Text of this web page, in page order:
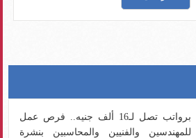
برواتب تصل لـ16 ألف جنيه.. فرص عمل
للمهندسين والفنيين والمحاسبين بنشرة